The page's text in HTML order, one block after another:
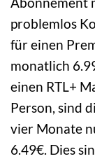
problemlos
für einen
monatlich
einen RTL+
Person, sind
vier Monate
6.49€. Dies